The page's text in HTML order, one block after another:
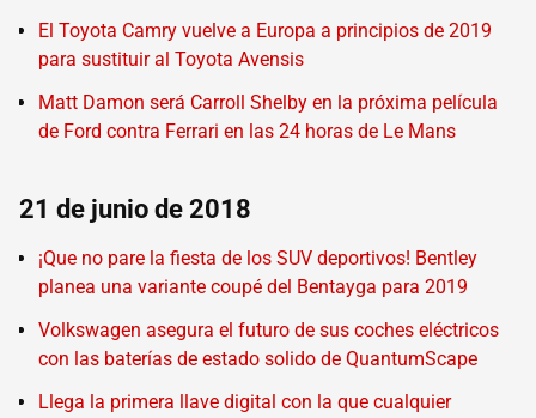
El Toyota Camry vuelve a Europa a principios de 2019
para sustituir al Toyota Avensis
Matt Damon será Carroll Shelby en la próxima película
de Ford contra Ferrari en las 24 horas de Le Mans
21 de junio de 2018
¡Que no pare la fiesta de los SUV deportivos! Bentley
planea una variante coupé del Bentayga para 2019
Volkswagen asegura el futuro de sus coches eléctricos
con las baterías de estado solido de QuantumScape
Llega la primera llave digital con la que cualquier